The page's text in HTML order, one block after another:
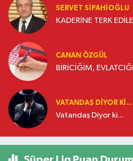
SERVET SİPAHİOĞLU
KADERİNE TERK
CANAN ÖZGÜL
BİRİCİĞİM,
VATANDAŞ DIYOR KI...
Vatandaş Diyor ki...